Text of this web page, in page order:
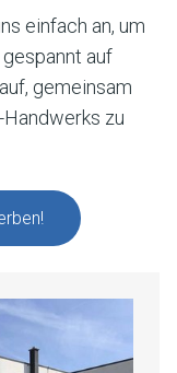
einfach an, um
auf
gemeinsam
zu